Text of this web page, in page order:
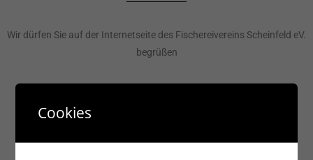
Wir dürfen Sie auf der Internetseite des Fischereivereins Scheinfeld eV.
begrüßen
Cookies